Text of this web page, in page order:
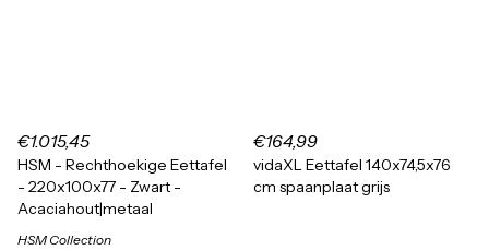
€1.015,45
HSM - Rechthoekige Eettafel
- 220x100x77 - Zwart -
Acaciahout|metaal
HSM Collection
€164,99
vidaXL Eettafel 140x74,5x76
cm spaanplaat grijs